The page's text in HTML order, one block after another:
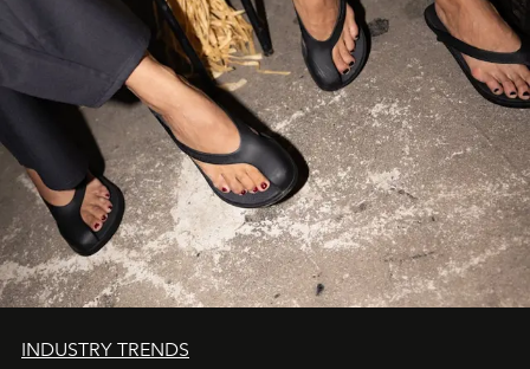
INDUSTRY TRENDS